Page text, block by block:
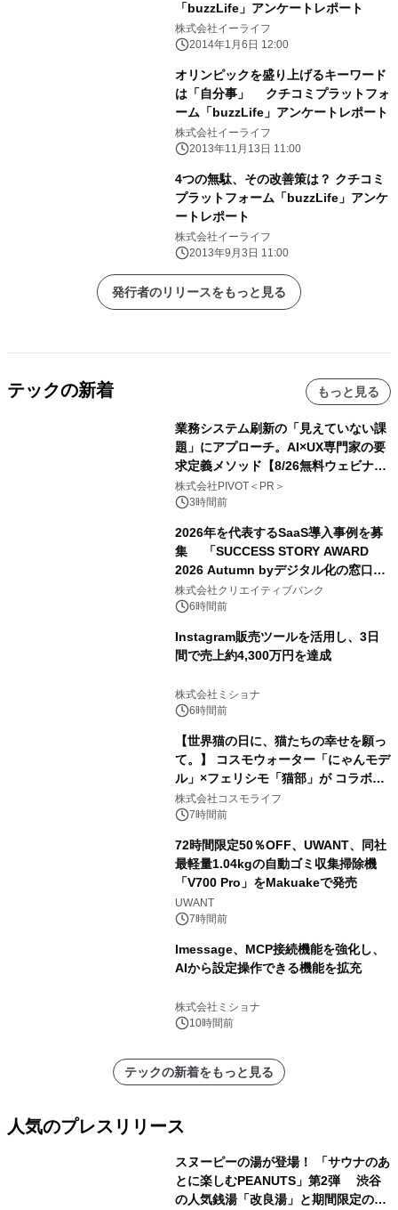
「buzzLife」アンケートレポート
株式会社イーライフ
2014年1月6日 12:00
オリンピックを盛り上げるキーワード
は「自分事」 クチコミプラットフォ
ーム「buzzLife」アンケートレポート
株式会社イーライフ
2013年11月13日 11:00
4つの無駄、その改善策は？ クチコミ
プラットフォーム「buzzLife」アンケ
ートレポート
株式会社イーライフ
2013年9月3日 11:00
発行者のリリースをもっと見る
テックの新着 もっと見る
業務システム刷新の「見えていない課
題」にアプローチ。AI×UX専門家の要
求定義メソッド【8/26無料ウェビナ
ー】株式会社PIVOT
株式会社PIVOT＜PR＞
3時間前
2026年を代表するSaaS導入事例を募
集 「SUCCESS STORY AWARD
2026 Autumn byデジタル化の窓口」
開催
株式会社クリエイティブバンク
6時間前
Instagram販売ツールを活用し、3日
間で売上約4,300万円を達成
株式会社ミショナ
6時間前
【世界猫の日に、猫たちの幸せを願っ
て。】 コスモウォーター「にゃんモデ
ル」×フェリシモ「猫部」が コラボキ
ャンペーンを実施
株式会社コスモライフ
7時間前
72時間限定50％OFF、UWANT、同社
最軽量1.04kgの自動ゴミ収集掃除機
「V700 Pro」をMakuakeで発売
UWANT
7時間前
lmessage、MCP接続機能を強化し、
AIから設定操作できる機能を拡充
株式会社ミショナ
10時間前
テックの新着をもっと見る
人気のプレスリリース
スヌーピーの湯が登場！ 「サウナのあ
とに楽しむPEANUTS」第2弾 渋谷
の人気銭湯「改良湯」と期間限定のコ